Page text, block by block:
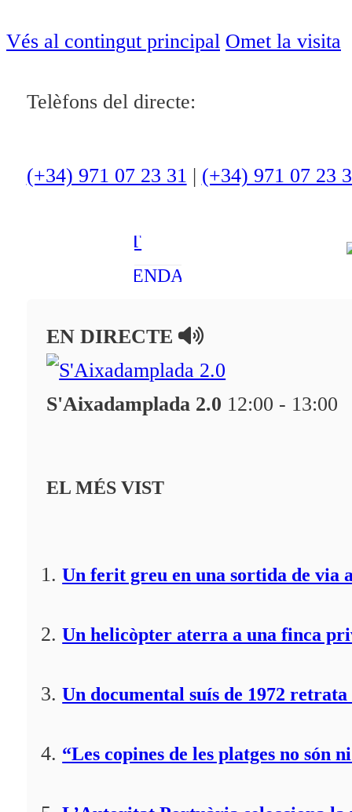
Vés al contingut principal Omet la visita
Telèfons del directe:
(+34) 971 07 23 31 | (+34) 971 07 23
ACTUALITAT
OCI
ENTREVISTES
AMBIENT
AGENDA
A la Carta
Programació
Qui som?
EN DIRECTE
S'Aixadamplada 2.0 12:00 - 13:00
EL MÉS VIST
Un ferit greu en una sortida de via
Un helicòpter aterra a una finca
Un documental suís de 1972
“Les copines de les platges no